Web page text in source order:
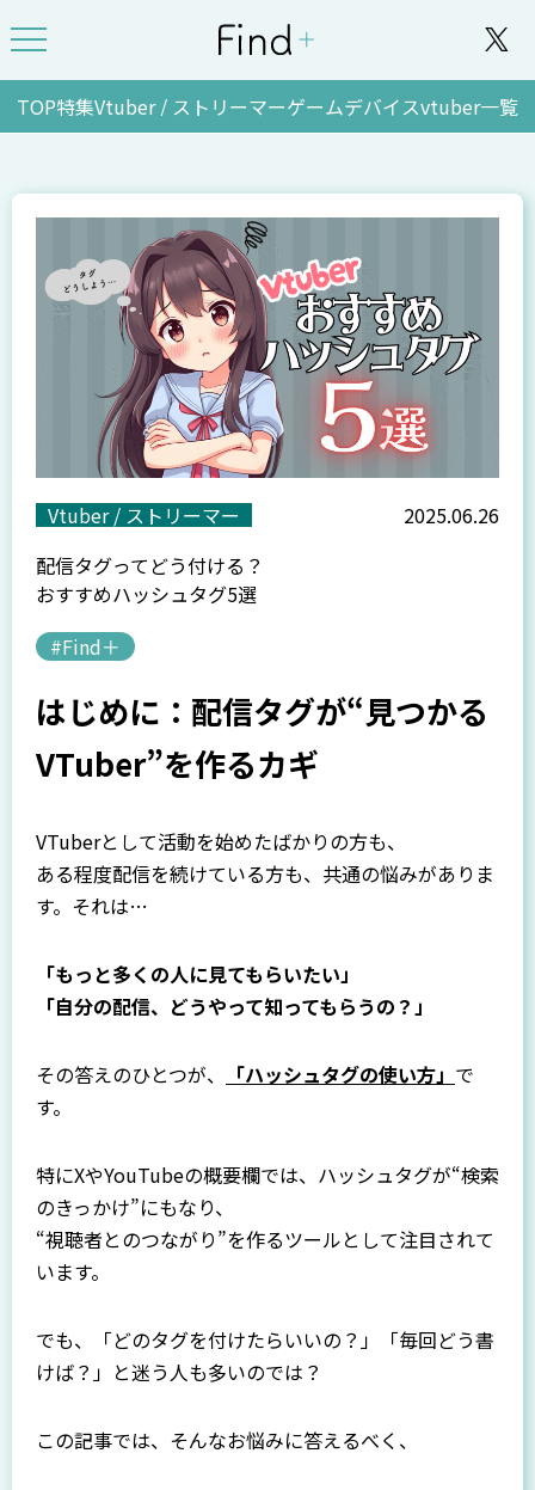
TOP特集Vtuber / ストリーマーゲームデバイスvtuber一覧
Vtuber / ストリーマー
2025.06.26
配信タグってどう付ける？
おすすめハッシュタグ5選
#Find＋
はじめに：配信タグが“見つかる
VTuber”を作るカギ
VTuberとして活動を始めたばかりの方も、
ある程度配信を続けている方も、共通の悩みがありま
す。それは…
「もっと多くの人に見てもらいたい」
「自分の配信、どうやって知ってもらうの？」
その答えのひとつが、 「ハッシュタグの使い方」 で
す。
特にXやYouTubeの概要欄では、ハッシュタグが“検索
のきっかけ”にもなり、
“視聴者とのつながり”を作るツールとして注目されて
います。
でも、「どのタグを付けたらいいの？」「毎回どう書
けば？」と迷う人も多いのでは？
この記事では、そんなお悩みに答えるべく、